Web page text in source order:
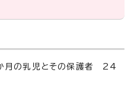
月の乳児とその保護者 24